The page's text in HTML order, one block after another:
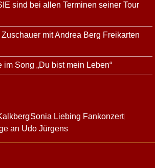
sind bei allen Terminen seiner Tour
mit Andrea Berg Freikarten
Song „Du bist mein Leben“
Sonia Liebing Fankonzert
an Udo Jürgens